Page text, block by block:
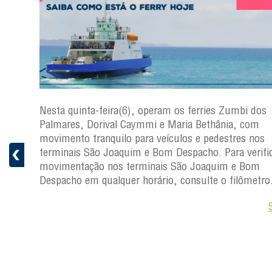
Nesta quinta-feira(6), operam os ferries Zumbi dos
Palmares, Dorival Caymmi e Maria Bethânia, com
movimento tranquilo para veículos e pedestres nos
terminais São Joaquim e Bom Despacho. Para
movimentação nos terminais São Joaquim e Bom
Despacho em qualquer horário, consulte o